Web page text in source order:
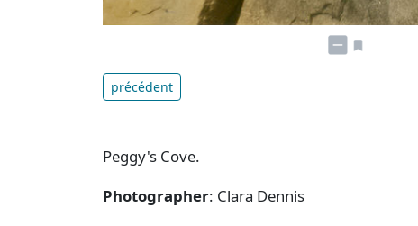
précédent
Peggy's Cove.
Photographer: Clara Dennis